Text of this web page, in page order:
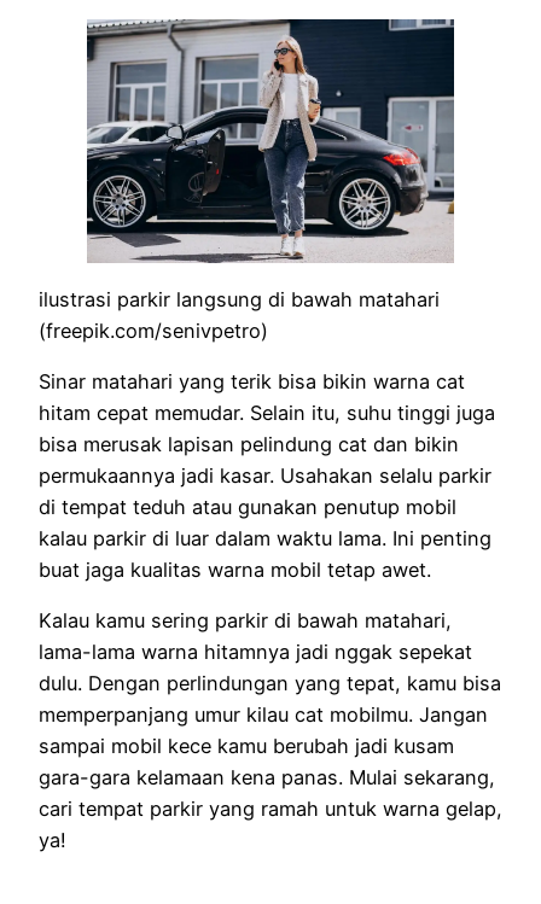
ilustrasi parkir langsung di bawah matahari
(freepik.com/senivpetro)
Sinar matahari yang terik bisa bikin warna cat
hitam cepat memudar. Selain itu, suhu tinggi juga
bisa merusak lapisan pelindung cat dan bikin
permukaannya jadi kasar. Usahakan selalu parkir
di tempat teduh atau gunakan penutup mobil
kalau parkir di luar dalam waktu lama. Ini penting
buat jaga kualitas warna mobil tetap awet.
Kalau kamu sering parkir di bawah matahari,
lama-lama warna hitamnya jadi nggak sepekat
dulu. Dengan perlindungan yang tepat, kamu bisa
memperpanjang umur kilau cat mobilmu. Jangan
sampai mobil kece kamu berubah jadi kusam
gara-gara kelamaan kena panas. Mulai sekarang,
cari tempat parkir yang ramah untuk warna gelap,
ya!